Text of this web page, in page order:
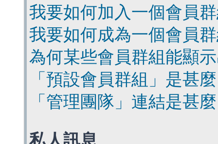
我要如何加入一個會員
我要如何成為一個會員
為何某些會員群組能顯
「預設會員群組」是甚
「管理團隊」連結是甚
私人訊息